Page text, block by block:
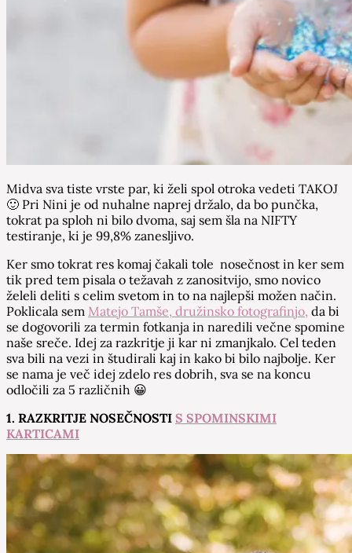
Midva sva tiste vrste par, ki želi spol otroka vedeti TAKOJ
🙂 Pri Nini je od nuhalne naprej držalo, da bo punčka,
tokrat pa sploh ni bilo dvoma, saj sem šla na NIFTY
testiranje, ki je 99,8% zanesljivo.
Ker smo tokrat res komaj čakali tole nosečnost in ker sem
tik pred tem pisala o težavah z zanositvijo, smo novico
želeli deliti s celim svetom in to na najlepši možen način.
Poklicala sem Matejo Tamše, družinsko fotografinjo, da bi
se dogovorili za termin fotkanja in naredili večne spomine
naše sreče. Idej za razkritje ji kar ni zmanjkalo. Cel teden
sva bili na vezi in študirali kaj in kako bi bilo najbolje. Ker
se nama je več idej zdelo res dobrih, sva se na koncu
odločili za 5 različnih 😀
1. RAZKRITJE NOSEČNOSTI S SPOMINSKIMI
KARTICAMI